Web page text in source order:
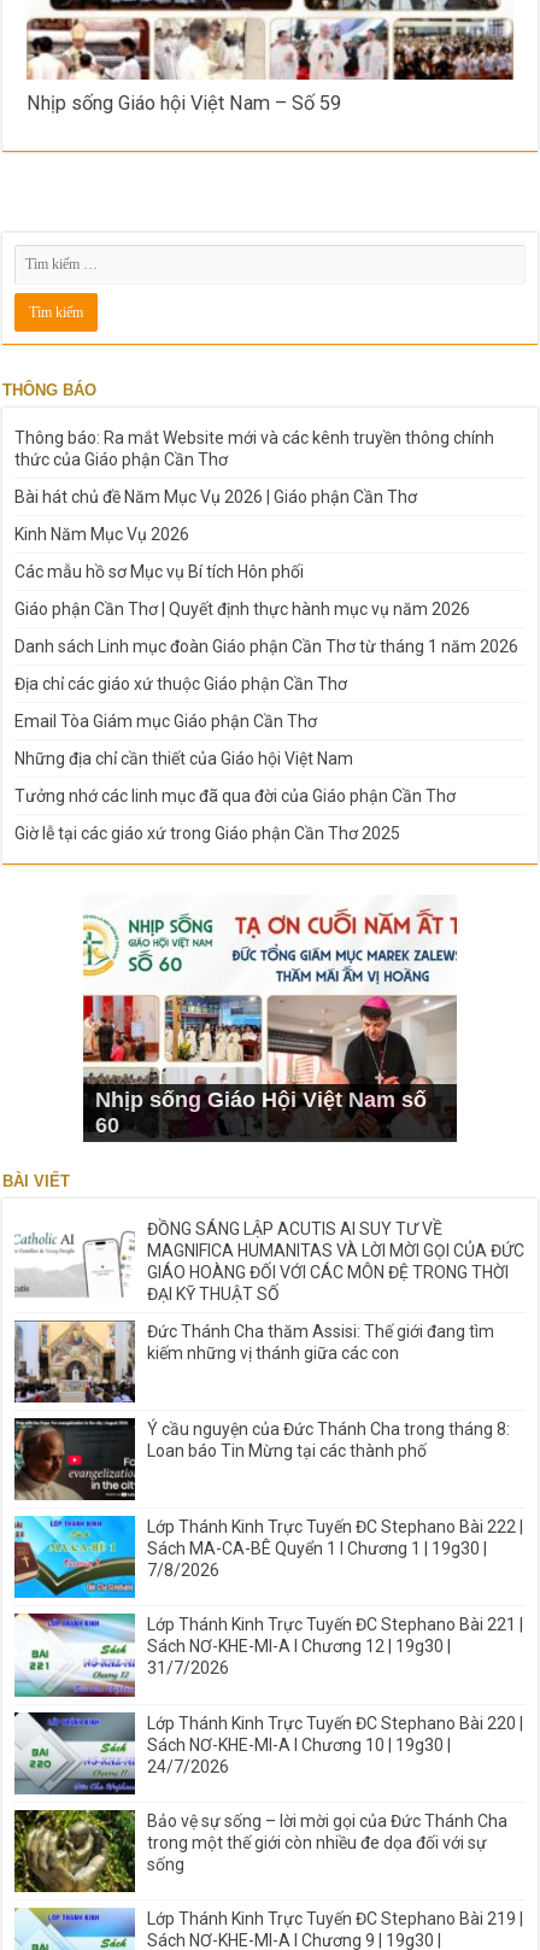
Nhịp sống Giáo hội Việt Nam – Số 59
THÔNG BÁO
Thông báo: Ra mắt Website mới và các kênh truyền thông chính
thức của Giáo phận Cần Thơ
Bài hát chủ đề Năm Mục Vụ 2026 | Giáo phận Cần Thơ
Kinh Năm Mục Vụ 2026
Các mẫu hồ sơ Mục vụ Bí tích Hôn phối
Giáo phận Cần Thơ | Quyết định thực hành mục vụ năm 2026
Danh sách Linh mục đoàn Giáo phận Cần Thơ từ tháng 1 năm 2026
Địa chỉ các giáo xứ thuộc Giáo phận Cần Thơ
Email Tòa Giám mục Giáo phận Cần Thơ
Những địa chỉ cần thiết của Giáo hội Việt Nam
Tưởng nhớ các linh mục đã qua đời của Giáo phận Cần Thơ
Giờ lễ tại các giáo xứ trong Giáo phận Cần Thơ 2025
Nhịp sống Giáo Hội Việt Nam số
60
BÀI VIẾT
ĐỒNG SÁNG LẬP ACUTIS AI SUY TƯ VỀ
MAGNIFICA HUMANITAS VÀ LỜI MỜI GỌI CỦA ĐỨC
GIÁO HOÀNG ĐỐI VỚI CÁC MÔN ĐỆ TRONG THỜI
ĐẠI KỸ THUẬT SỐ
Đức Thánh Cha thăm Assisi: Thế giới đang tìm
kiếm những vị thánh giữa các con
Ý cầu nguyện của Đức Thánh Cha trong tháng 8:
Loan báo Tin Mừng tại các thành phố
Lớp Thánh Kinh Trực Tuyến ĐC Stephano Bài 222 |
Sách MA-CA-BÊ Quyển 1 I Chương 1 | 19g30 |
7/8/2026
Lớp Thánh Kinh Trực Tuyến ĐC Stephano Bài 221 |
Sách NƠ-KHE-MI-A I Chương 12 | 19g30 |
31/7/2026
Lớp Thánh Kinh Trực Tuyến ĐC Stephano Bài 220 |
Sách NƠ-KHE-MI-A I Chương 10 | 19g30 |
24/7/2026
Bảo vệ sự sống – lời mời gọi của Đức Thánh Cha
trong một thế giới còn nhiều đe dọa đối với sự
sống
Lớp Thánh Kinh Trực Tuyến ĐC Stephano Bài 219 |
Sách NƠ-KHE-MI-A I Chương 9 | 19g30 |